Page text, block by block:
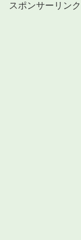
スポンサーリンク